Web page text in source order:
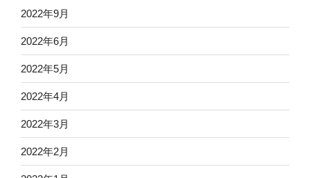
2022年9月
2022年6月
2022年5月
2022年4月
2022年3月
2022年2月